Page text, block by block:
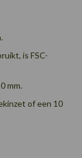
is FSC-
mm.
of een 10